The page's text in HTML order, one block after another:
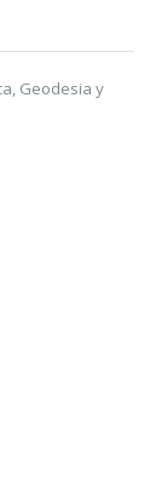
Geodesia y